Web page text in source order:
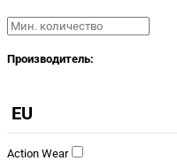
Производитель:
EU
Action Wear